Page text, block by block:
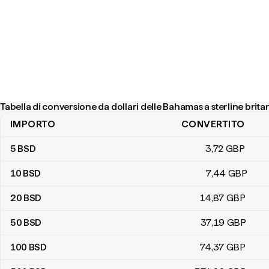
Tabella di conversione da dollari delle Bahamas a sterline
Tabella di conversione da dollari delle Bahamas a sterline
IMPORTO CONVERTITO
5 BSD 3,72 GBP
10 BSD 7,44 GBP
20 BSD 14,87 GBP
50 BSD 37,19 GBP
100 BSD 74,37 GBP